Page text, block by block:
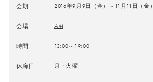
会期 2016年9月9日（金）～11月11日（金）
会場 AM
時間 13:00～19:00
休廊日 月・火曜